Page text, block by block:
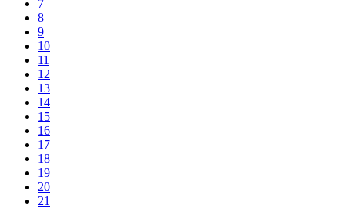
7
8
9
10
11
12
13
14
15
16
17
18
19
20
21